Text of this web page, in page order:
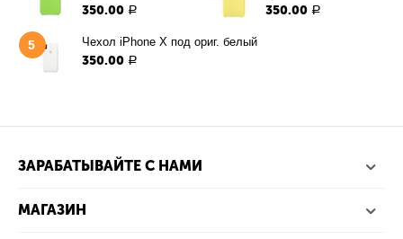
350.00 Р 350.00 Р
5 Чехол iPhone X под ориг. белый
350.00 Р
ЗАРАБАТЫВАЙТЕ С НАМИ
МАГАЗИН